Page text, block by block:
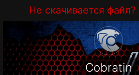
Не скачивается
Cobratin